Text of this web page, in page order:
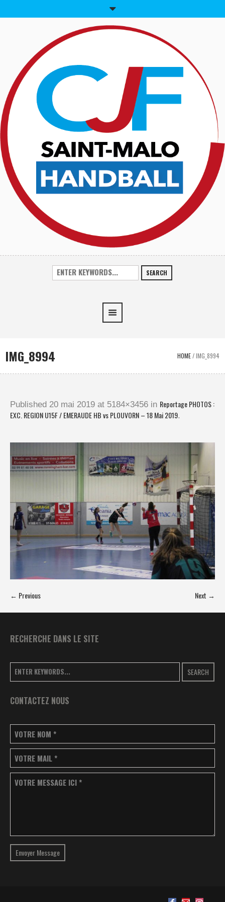
SEARCH
IMG_8994 HOME/IMG_8994
Published 20 mai 2019 at 5184×3456 in Reportage PHOTOS :
EXC. REGION U15F / EMERAUDE HB vs PLOUVORN – 18 Mai 2019.
← Previous Next →
RECHERCHE DANS LE SITE
SEARCH
CONTACTEZ NOUS
VOTRE NOM *
VOTRE MAIL *
VOTRE MESSAGE ICI *
Envoyer Message